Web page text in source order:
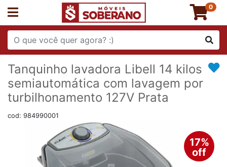
0
Tanquinho lavadora Libell 14 kilos
semiautomática com lavagem por
turbilhonamento 127V Prata
cod: 984990001
17%
off